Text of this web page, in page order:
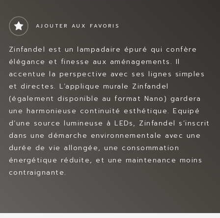
AJOUTER AUX FAVORIS
Zinfandel est un lampadaire épuré qui confère
élégance et finesse aux aménagements. Il
accentue la perspective avec ses lignes simples
et directes. L’applique murale Zinfandel
(également disponible au format Nano) gardera
une harmonieuse continuité esthétique. Equipé
d’une source lumineuse à LEDs, Zinfandel s’inscrit
dans une démarche environnementale avec une
durée de vie allongée, une consommation
énergétique réduite, et une maintenance moins
contraignante.